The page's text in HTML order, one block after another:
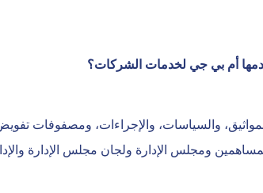
أم بي جي لخدمات الشركات؟
والسياسات، والإجراءات، ومصفوفات
ومجلس الإدارة ولجان مجلس الإدارة